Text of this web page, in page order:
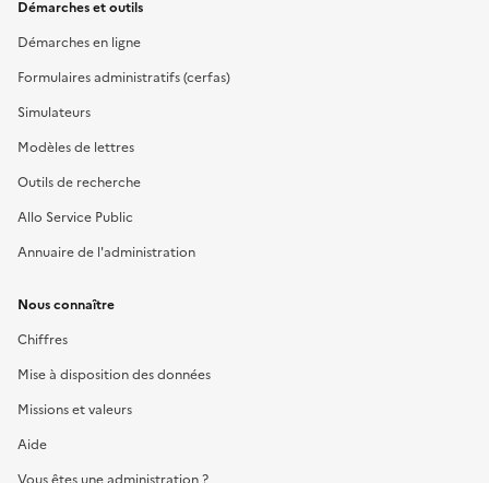
Démarches et outils
Démarches en ligne
Formulaires administratifs (cerfas)
Simulateurs
Modèles de lettres
Outils de recherche
Allo Service Public
Annuaire de l'administration
Nous connaître
Chiffres
Mise à disposition des données
Missions et valeurs
Aide